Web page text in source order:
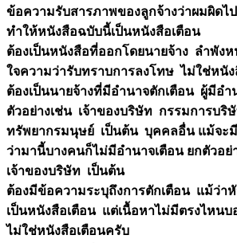
ข้อความรับสารภาพของลูกจ้างว่าผมผิดไ
ทำให้หนังสือฉบับนี้เป็นหนังสือเตือน
ต้องเป็นหนังสือที่ออกโดยนายจ้าง ลำพัง
ใจความว่ารับทราบการลงโทษ ไม่ใช่หนัง
ต้องเป็นนายจ้างที่มีอำนาจตักเตือน ผู้มีอำ
ตัวอย่างเช่น เจ้าของบริษัท กรรมการบ
ทรัพยากรมนุษย์ เป็นต้น บุคคลอื่น แม้จะ
ว่ามานี้บางคนก็ไม่มีอำนาจเตือน ยกตัวอย่
เจ้าของบริษัท เป็นต้น
ต้องมีข้อความระบุถึงการตักเตือน แม้ว่า
เป็นหนังสือเตือน แต่เนื้อหาไม่มีตรงไหนบ
ไม่ใช่หนังสือเตือนครับ